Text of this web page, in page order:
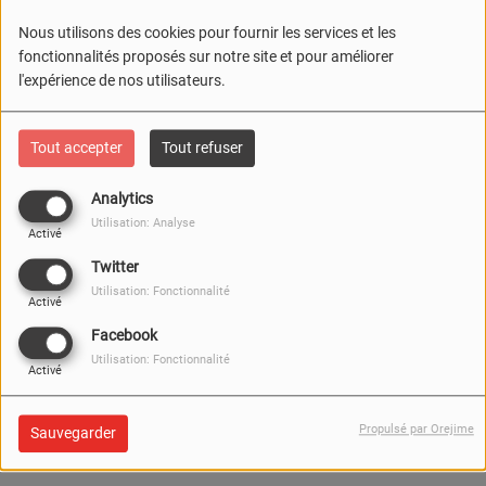
Nous utilisons des cookies pour fournir les services et les
fonctionnalités proposés sur notre site et pour améliorer
l'expérience de nos utilisateurs.
Tout accepter Tout refuser
Analytics
Activé
Utilisation: Analyse
Twitter
Activé
Utilisation: Fonctionnalité
Facebook
Activé
Utilisation: Fonctionnalité
Sauvegarder Propulsé par Orejime
ASSOCIATIONS
CAMPAGNE DE NOTORIÉTÉ
CAMPAGNE ÉVÉNEMENTIELLE
CONTACT
COUVERTURE DE LA RADIO
DIFFUSEZ VOS ÉVÉNEMENTS